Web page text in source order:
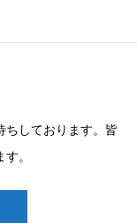
ちしております。皆
。